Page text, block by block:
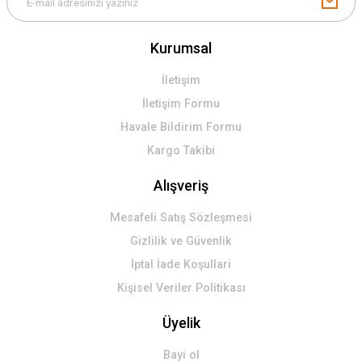
Kurumsal
İletişim
İletişim Formu
Havale Bildirim Formu
Kargo Takibi
Alışveriş
Mesafeli Satış Sözleşmesi
Gizlilik ve Güvenlik
İptal İade Koşullari
Kişisel Veriler Politikası
Üyelik
Bayi ol